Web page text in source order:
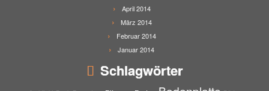
April 2014
März 2014
Februar 2014
Januar 2014
Schlagwörter